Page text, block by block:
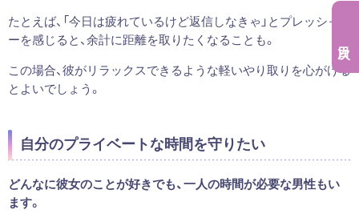
たとえば、「今日は疲れているけど返信しなきゃ」とプレッシャ
ーを感じると、余計に距離を取りたくなることも。
この場合、彼がリラックスできるような軽いやり取りを心がける
とよいでしょう。
自分のプライベートな時間を守りたい
どんなに彼女のことが好きでも、一人の時間が必要な男性もい
ます。